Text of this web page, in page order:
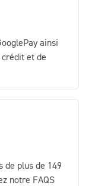
ainsi
et de
de plus de 149
notre FAQS